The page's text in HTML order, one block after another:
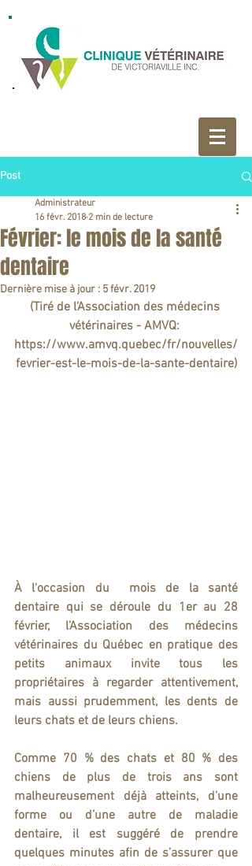
Post
Février: le mois de la santé
dentaire
Administrateur
16 févr. 2018 2 min de lecture
Dernière mise à jour : 5 févr. 2019
(Tiré de l'Association des médecins
vétérinaires - AMVQ:
https://www.amvq.quebec/fr/nouvelles/
fevrier-est-le-mois-de-la-sante-dentaire)
À l'occasion du  mois de la santé
dentaire qui se déroule du 1er au 28
février, l’Association des médecins
vétérinaires du Québec en pratique des
petits animaux invite tous les
propriétaires à regarder attentivement,
mais aussi prudemment, les dents de
leurs chats et de leurs chiens.
Comme 70 % des chats et 80 % des
chiens de plus de trois ans sont
malheureusement déjà atteints, d’une
forme ou d’une autre de maladie
dentaire, il est suggéré de prendre
quelques minutes afin de s’assurer que